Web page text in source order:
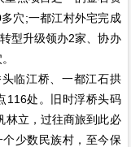
穴;一都江村外宅完成
型升级领办2家、协办
临江桥、一都江石拱
处。旧时浮桥头码
林立，过往商旅到此必
个少数民族村，至今保